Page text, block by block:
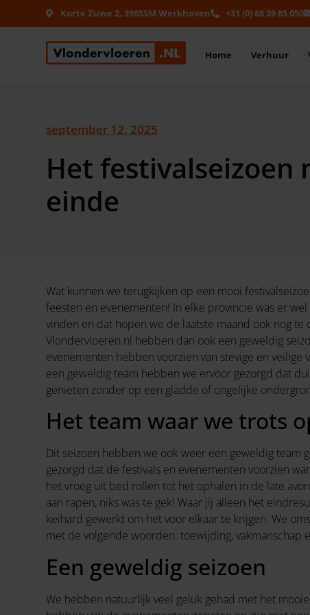
Korte Zuwe 2, 3985SM Werkhoven +31 (0) 88 39 85 050
Home Verhuur
september 12, 2025
Het festivalseizoen
einde
Wat kunnen we terugkijken op een mooi
feesten en evenementen! In elke provincie was er
vinden en dat hopen we de laatste maand ook nog te
Vlondervloeren.nl hebben dan ook een geweldig
evenementen hebben voorzien van stevige en veilige
een geweldig team hebben we ervoor gezorgd dat
genieten zonder op een gladde of ongelijke
Het team waar we trots
Dit seizoen hebben we ook weer een geweldig team
gezorgd dat de festivals en evenementen voorzien
het vroeg uit bed rollen tot het ophalen in de late
aan rapen, niks was te gek! Waar jij alleen het
keihard gewerkt om het voor elkaar te krijgen. We
met de volgende woorden: toewijding, vakmanschap
Een geweldig seizoen
We hebben natuurlijk veel geluk gehad met het